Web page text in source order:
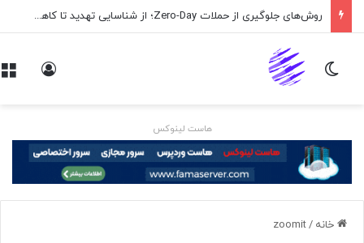
روش‌های جلوگیری از حملات Zero-Day؛ از شناسایی تهدید تا کاهش ریسک
تغییر پوسته
هاست لینوکس
خانه /
zoomit